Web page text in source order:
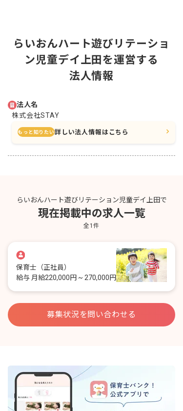
らいおんハート遊びリテーショ
ン児童デイ上田を運営する
法人情報
法人名
株式会社STAY
もっと知りたい詳しい法人情報はこちら
らいおんハート遊びリテーション児童デイ上田で
現在掲載中の求人一覧
全 1件
保育士 （正社員）
給与 月給220,000円 ~ 270,000円
募集状況を問い合わせる